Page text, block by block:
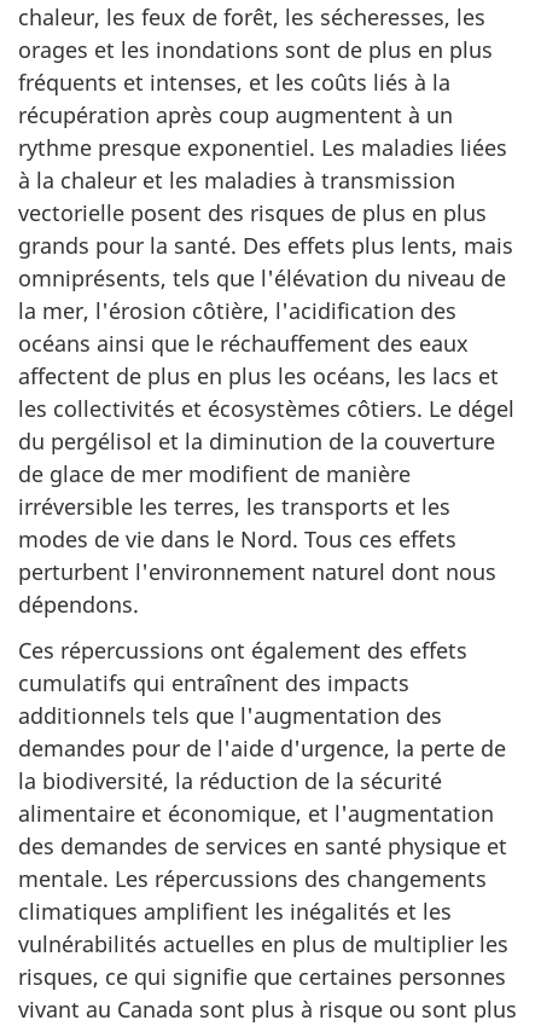
chaleur, les feux de forêt, les sécheresses, les
orages et les inondations sont de plus en plus
fréquents et intenses, et les coûts liés à la
récupération après coup augmentent à un
rythme presque exponentiel. Les maladies liées
à la chaleur et les maladies à transmission
vectorielle posent des risques de plus en plus
grands pour la santé. Des effets plus lents, mais
omniprésents, tels que l'élévation du niveau de
la mer, l'érosion côtière, l'acidification des
océans ainsi que le réchauffement des eaux
affectent de plus en plus les océans, les lacs et
les collectivités et écosystèmes côtiers. Le dégel
du pergélisol et la diminution de la couverture
de glace de mer modifient de manière
irréversible les terres, les transports et les
modes de vie dans le Nord. Tous ces effets
perturbent l'environnement naturel dont nous
dépendons.
Ces répercussions ont également des effets
cumulatifs qui entraînent des impacts
additionnels tels que l'augmentation des
demandes pour de l'aide d'urgence, la perte de
la biodiversité, la réduction de la sécurité
alimentaire et économique, et l'augmentation
des demandes de services en santé physique et
mentale. Les répercussions des changements
climatiques amplifient les inégalités et les
vulnérabilités actuelles en plus de multiplier les
risques, ce qui signifie que certaines personnes
vivant au Canada sont plus à risque ou sont plus